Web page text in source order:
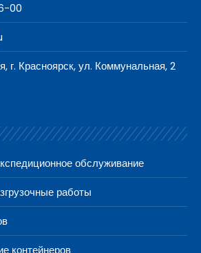
00
г. Красноярск, ул. Коммунальная, 2
обслуживание
работы
контейнеров